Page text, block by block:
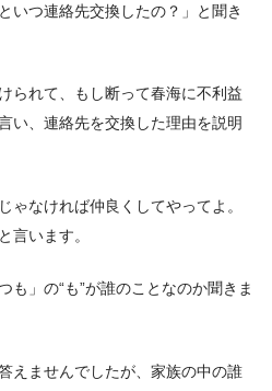
いつ連絡先交換したの？」と聞き
られて、もし断って春海に不利益
い、連絡先を交換した理由を説明
ゃなければ仲良くしてやってよ。
言います。
も」の“も”が誰のことなのか聞きま
えませんでしたが、家族の中の誰